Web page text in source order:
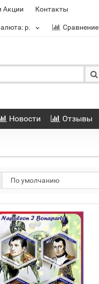
Акции Контакты
р. Сравнение
Новости Отзывы